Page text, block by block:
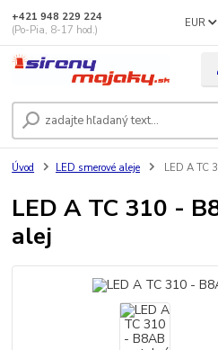
EUR
+421 948 229 224
(Po-Pia, 8-17 hod.)
Úvod LED smerové aleje LED A TC
LED A TC 310 -
alej